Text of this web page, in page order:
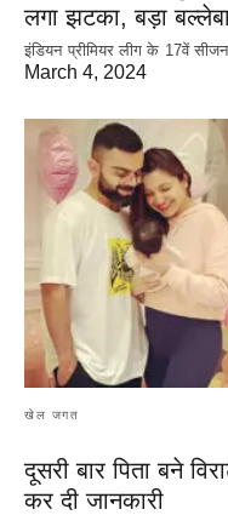
लगा झटका, बड़ा
इंडियन प्रीमियर लीग के 17वें
March 4, 2024
खेल जगत
दूसरी बार‌ पिता बने
कर दी‌ जानकारी